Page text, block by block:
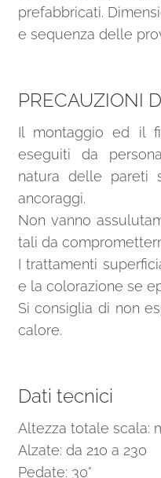
prefabbricati.
e sequenza delle
PRECAUZIONI
Il montaggio ed il
eseguiti da
natura delle pareti
ancoraggi.
Non vanno
tali da
I trattamenti
e la colorazione se
Si consiglia di non
calore.
Dati tecnici
Altezza totale scala:
Alzate: da 210 a 230
Pedate: 30°